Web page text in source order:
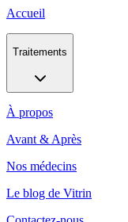
Accueil
Traitements
À propos
Avant & Après
Nos médecins
Le blog de Vitrin